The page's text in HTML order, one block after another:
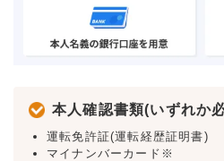
本人確認書類(いずれか
運転免許証(運転経歴証明書)
マイナンバーカード※